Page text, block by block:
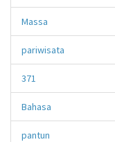
Massa
pariwisata
371
Bahasa
pantun